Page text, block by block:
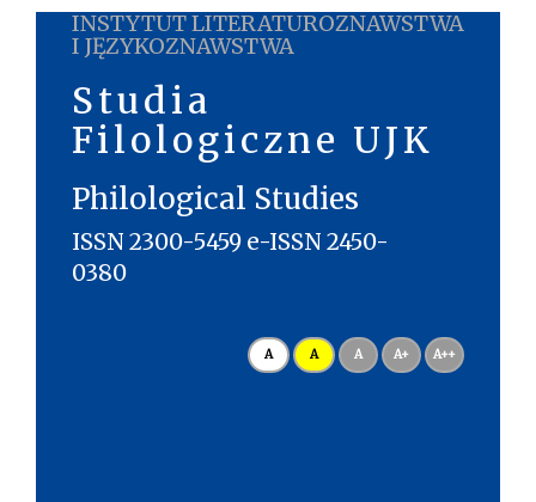
INSTYTUT LITERATUROZNAWSTWA
I JĘZYKOZNAWSTWA
Studia
Filologiczne UJK
Philological Studies
ISSN 2300-5459 e-ISSN 2450-
0380
A A A A+ A++